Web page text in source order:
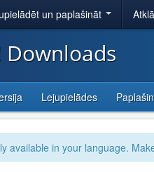
un paplašināt
Downloads
Lejupielādes
available in your language.